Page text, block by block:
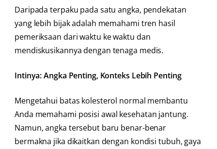
Daripada terpaku pada satu angka, pendekatan
yang lebih bijak adalah memahami tren hasil
pemeriksaan dari waktu ke waktu dan
mendiskusikannya dengan tenaga medis.
Intinya: Angka Penting, Konteks Lebih Penting
Mengetahui batas kolesterol normal membantu
Anda memahami posisi awal kesehatan jantung.
Namun, angka tersebut baru benar-benar
bermakna jika dikaitkan dengan kondisi tubuh, gaya